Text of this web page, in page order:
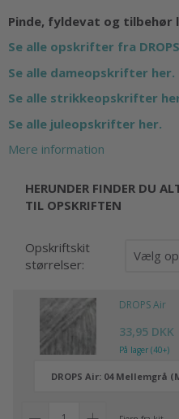
Pinde, fyldevat og tilbehør
Se alle opskrifter fra
Se alle dameopskrifter her.
Se alle strikkeopskrifter
Se alle juleopskrifter her.
Mere information
HERUNDER FINDER DU
TIL OPSKRIFTEN
Opskriftskit
størrelser:
DROPS Air
33,95 DKK
På lager (40+)